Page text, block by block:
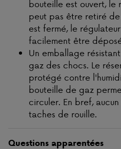
bouteille est ouvert, le
peut pas être retiré
est fermé, le
facilement être
Un emballage
gaz des chocs. Le
protégé contre
bouteille de gaz
circuler. En bref,
taches de rouille.
Questions apparentées